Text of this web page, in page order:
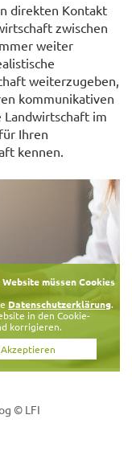
direkten Kontakt
zwischen
weiter
weiterzugeben,
kommunikativen
Landwirtschaft im
Ihren
kennen.
müssen Cookies
Datenschutzerklärung.
in den Cookie-
korrigieren.
Akzeptieren
© LFI